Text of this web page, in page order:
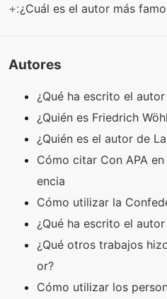
+:¿Cuál es el autor más
Autores
¿Qué ha escrito el
¿Quién es Friedrich
¿Quién es el autor de
Cómo citar Con APA
encia
Cómo utilizar la
¿Qué ha escrito el
¿Qué otros trabajos
or?
Cómo utilizar los